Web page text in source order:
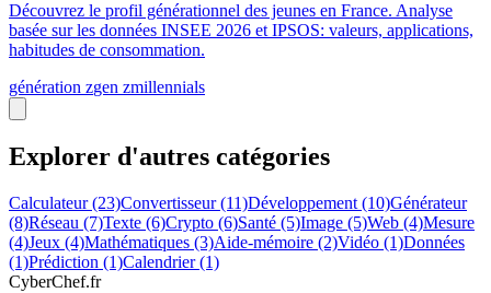
Découvrez le profil générationnel des jeunes en France. Analyse
basée sur les données INSEE 2026 et IPSOS: valeurs, applications,
habitudes de consommation.
génération zgen zmillennials
Explorer d'autres catégories
Calculateur(23)Convertisseur(11)Développement (10)Générateur
(8)Réseau (7)Texte (6)Crypto (6)Santé (5)Image (5)Web (4)Mesure
(4)Jeux (4)Mathématiques (3)Aide-mémoire (2)Vidéo (1)Données
(1)Prédiction (1)Calendrier(1)
CyberChef.fr